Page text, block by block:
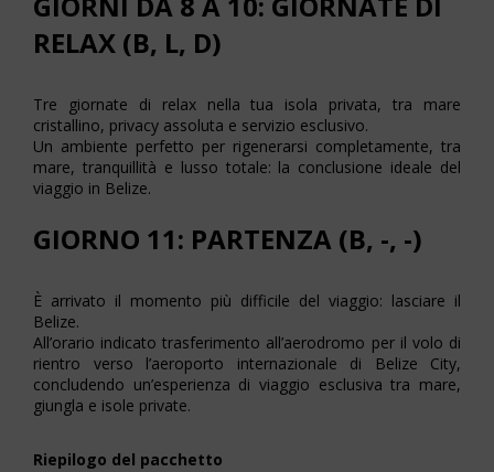
RELAX (B, L, D)
Tre giornate di relax nella tua isola privata, tra mare
cristallino, privacy assoluta e servizio esclusivo.
Un ambiente perfetto per rigenerarsi completamente, tra
mare, tranquillità e lusso totale: la conclusione ideale del
viaggio in Belize.
GIORNO 11: PARTENZA (B, -, -)
È arrivato il momento più difficile del viaggio: lasciare il
Belize.
All’orario indicato trasferimento all’aerodromo per il volo di
rientro verso l’aeroporto internazionale di Belize City,
concludendo un’esperienza di viaggio esclusiva tra mare,
giungla e isole private.
Riepilogo del pacchetto